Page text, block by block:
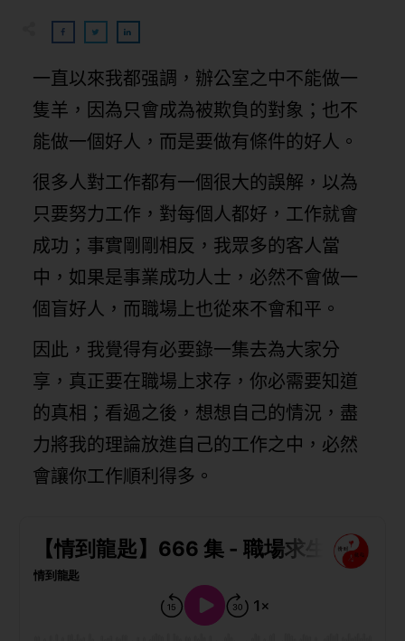
一直以來我都强調，辦公室之中不能做一
隻羊，因為只會成為被欺負的對象；也不
能做一個好人，而是要做有條件的好人。
很多人對工作都有一個很大的誤解，以為
只要努力工作，對每個人都好，工作就會
成功；事實剛剛相反，我眾多的客人當
中，如果是事業成功人士，必然不會做一
個盲好人，而職場上也從來不會和平。
因此，我覺得有必要錄一集去為大家分
享，真正要在職場上求存，你必需要知道
的真相；看過之後，想想自己的情況，盡
力將我的理論放進自己的工作之中，必然
會讓你工作順利得多。